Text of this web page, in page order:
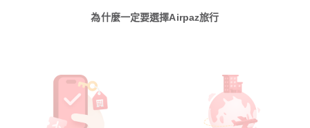
為什麼一定要選擇Airpaz旅行